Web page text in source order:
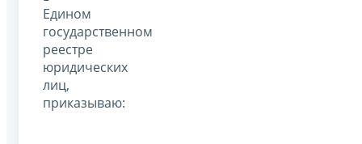
Едином
государственном
реестре
юридических
лиц,
приказываю: